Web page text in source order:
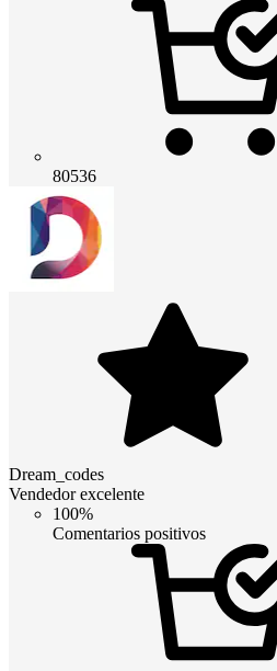
80536
Dream_codes
Vendedor excelente
100%
Comentarios positivos